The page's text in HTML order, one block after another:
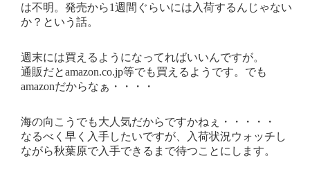
は不明。発売から1週間ぐらいには入荷するんじゃない
か？という話。
週末には買えるようになってればいいんですが。
通販だとamazon.co.jp等でも買えるようです。でも
amazonだからなぁ・・・・
海の向こうでも大人気だからですかねぇ・・・・・
なるべく早く入手したいですが、入荷状況ウォッチし
ながら秋葉原で入手できるまで待つことにします。